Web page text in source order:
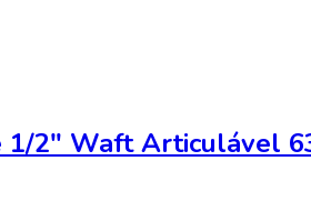
1/2" Waft Articulável